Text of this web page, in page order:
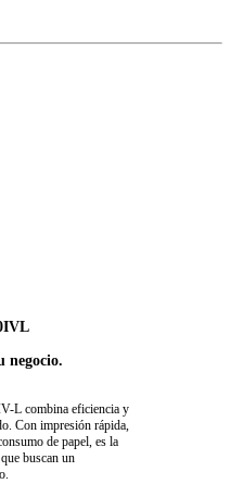
negocio.
L combina eficiencia y
Con impresión rápida,
de papel, es la
buscan un